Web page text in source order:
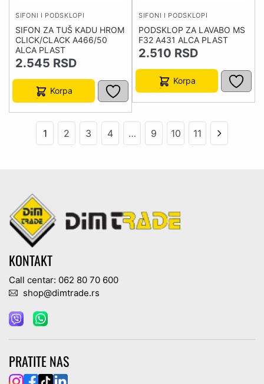
SIFONI I PODSKLOPI
SIFON ZA TUŠ KADU HROM
CLICK/CLACK A466/50
ALCA PLAST
2.545 RSD
Korpa
SIFONI I PODSKLOPI
PODSKLOP ZA LAVABO MS
F32 A431 ALCA PLAST
2.510 RSD
Korpa
1 2 3 4 … 9 10 11
KONTAKT
Call centar: 062 80 70 600
shop@dimtrade.rs
PRATITE NAS